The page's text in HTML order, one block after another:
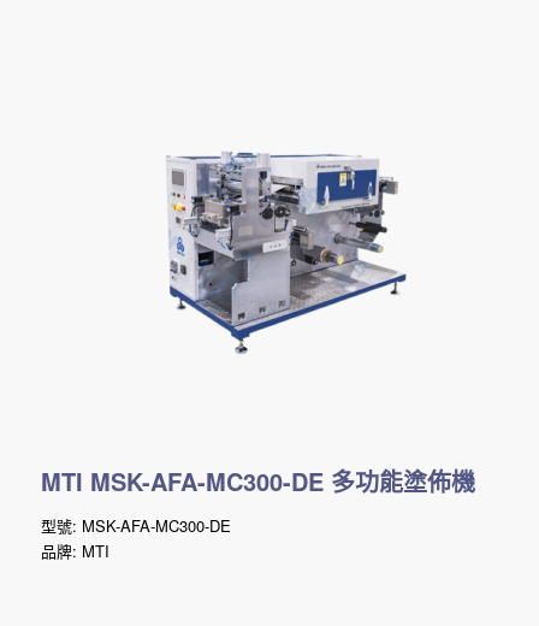
MTI MSK-AFA-MC300-DE 多功能塗佈機
型號: MSK-AFA-MC300-DE
品牌: MTI